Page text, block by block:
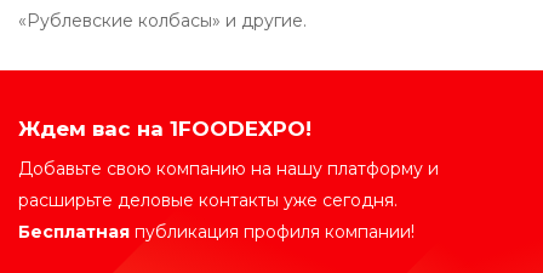
«Рублевские колбасы» и другие.
Ждем вас на 1FOODEXPO!
Добавьте свою компанию на нашу платформу и
расширьте деловые контакты уже сегодня.
Бесплатная публикация профиля компании!